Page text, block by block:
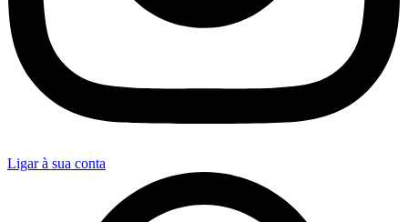
Ligar à sua conta